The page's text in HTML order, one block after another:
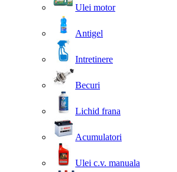
Ulei motor
Antigel
Intretinere
Becuri
Lichid frana
Acumulatori
Ulei c.v. manuala